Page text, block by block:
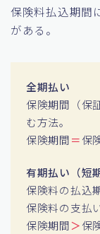
保険料払込期間
がある。
全期払い
保険期間（保
む方法。
保険期間＝保
有期払い（短
保険料の払込
保険料の支払
保険期間＞保